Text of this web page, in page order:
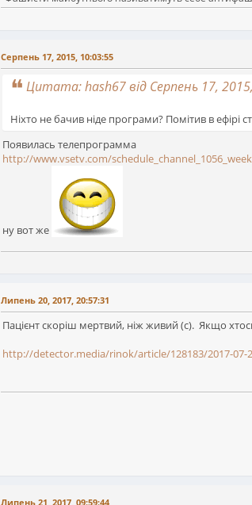
Серпень 17, 2015, 10:03:55
Цитата: hash67 від Серпень 17,
Ніхто не бачив ніде програми? Помітив в ефірі
Появилась телепрограмма
http://www.vsetv.com/
ну вот же
Липень 20, 2017, 20:57:31
Пацієнт скоріш мертвий, ніж живий (с). Якщо
http://detector.media/rinok/article/128183/2017-
Липень 21, 2017, 09:59:44